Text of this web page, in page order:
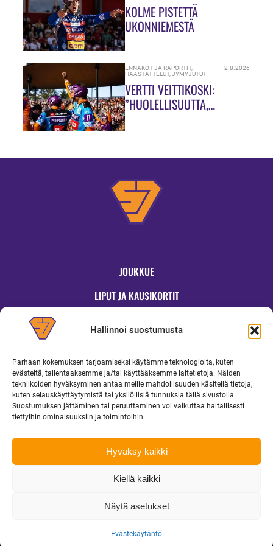
Hallinnoi suostumusta
Parhaan kokemuksen tarjoamiseksi käytämme teknologioita, kuten
evästeitä, tallentaaksemme ja/tai käyttääksemme laitetietoja. Näiden
tekniikoiden hyväksyminen antaa meille mahdollisuuden käsitellä tietoja,
kuten selauskäyttäytymistä tai yksilöllisiä tunnuksia tällä sivustolla.
Suostumuksen jättäminen tai peruuttaminen voi vaikuttaa haitallisesti
tiettyihin ominaisuuksiin ja toimintoihin.
Hyväksy kaikki
Kiellä kaikki
Näytä asetukset
Evästekäytäntö
KOLME PISTETTÄ
UKONNIEMESTÄ
ENNAKOT JA RAPORTIT,
HAASTATTELUT,JYMYJUTUT
2.8.2026
VERTTI VEITTIKOSKI:
”HUOLELLISUUTTA,
JOUKKUE
LIPUT JA KAUSIKORTIT
OTTELUINFO
UUTISET
YRITYKSILLE
MEDIALLE
toimisto@superjymy.fi|Tietosuojaseloste